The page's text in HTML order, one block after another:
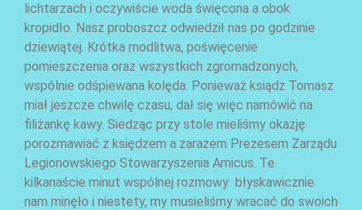
lichtarzach i oczywiście woda święcona a obok
kropidło. Nasz proboszcz odwiedził nas po godzinie
dziewiątej. Krótka modlitwa, poświęcenie
pomieszczenia oraz wszystkich zgromadzonych,
wspólnie odśpiewana kolęda. Ponieważ ksiądz Tomasz
miał jeszcze chwilę czasu, dał się więc namówić na
filiżankę kawy. Siedząc przy stole mieliśmy okazję
porozmawiać z księdzem a zarazem Prezesem Zarządu
Legionowskiego Stowarzyszenia Amicus. Te
kilkanaście minut wspólnej rozmowy błyskawicznie
nam minęło i niestety, my musieliśmy wracać do swoich